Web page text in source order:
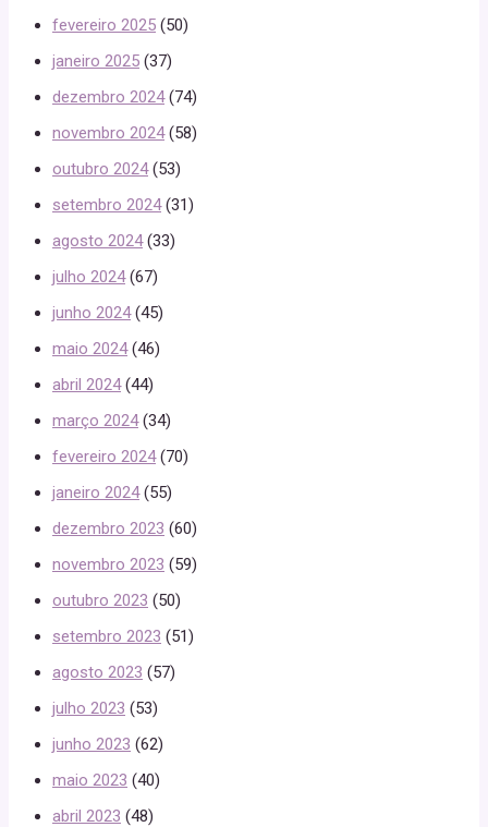
fevereiro 2025 (50)
janeiro 2025 (37)
dezembro 2024(74)
novembro 2024(58)
outubro 2024(53)
setembro 2024(31)
agosto 2024(33)
julho 2024(67)
junho 2024(45)
maio 2024(46)
abril 2024(44)
março 2024(34)
fevereiro 2024(70)
janeiro 2024(55)
dezembro 2023 (60)
novembro 2023 (59)
outubro 2023 (50)
setembro 2023 (51)
agosto 2023 (57)
julho 2023 (53)
junho 2023 (62)
maio 2023 (40)
abril 2023 (48)